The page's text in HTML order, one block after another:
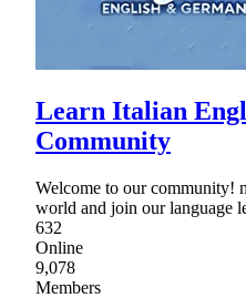
Learn Italian
Community
Welcome to our community!
world and join our language
632
Online
9,078
Members